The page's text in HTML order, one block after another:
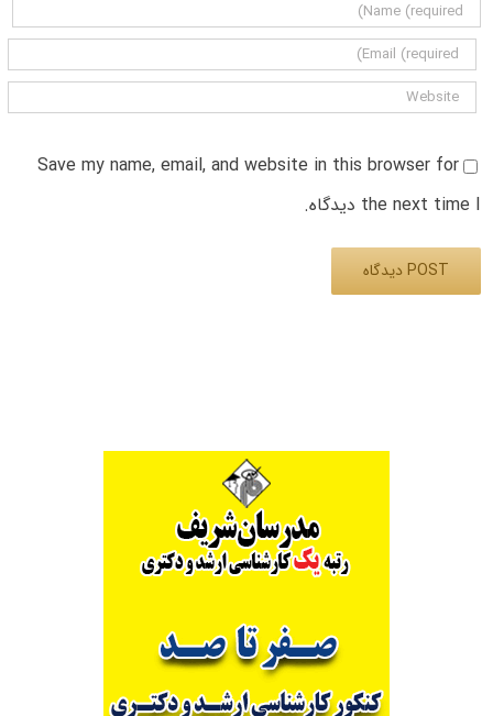
Save my name, email, and website in this browser for
the next time I دیدگاه.